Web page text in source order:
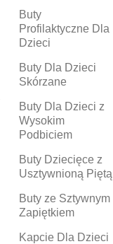
Buty
Profilaktyczne Dla
Dzieci
Buty Dla Dzieci
Skórzane
Buty Dla Dzieci z
Wysokim
Podbiciem
Buty Dziecięce z
Usztywnioną Piętą
Buty ze Sztywnym
Zapiętkiem
Kapcie Dla Dzieci